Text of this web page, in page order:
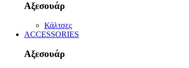
Αξεσουάρ
Κάλτσες
ACCESSORIES
Αξεσουάρ